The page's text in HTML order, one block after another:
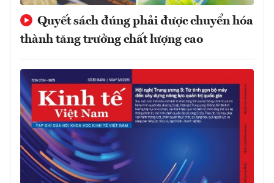
Quyết sách đúng phải được chuyển hóa
thành tăng trưởng chất lượng cao